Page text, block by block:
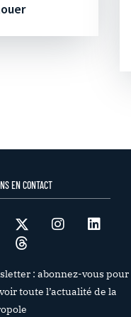
EN CONTACT
: abonnez-vous pour
toute l’actualité de la